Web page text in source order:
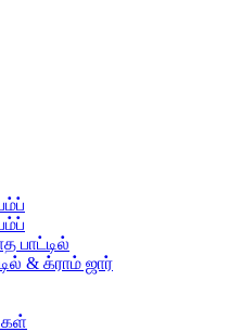
பாட்டில்
& க்ராம் ஜார்